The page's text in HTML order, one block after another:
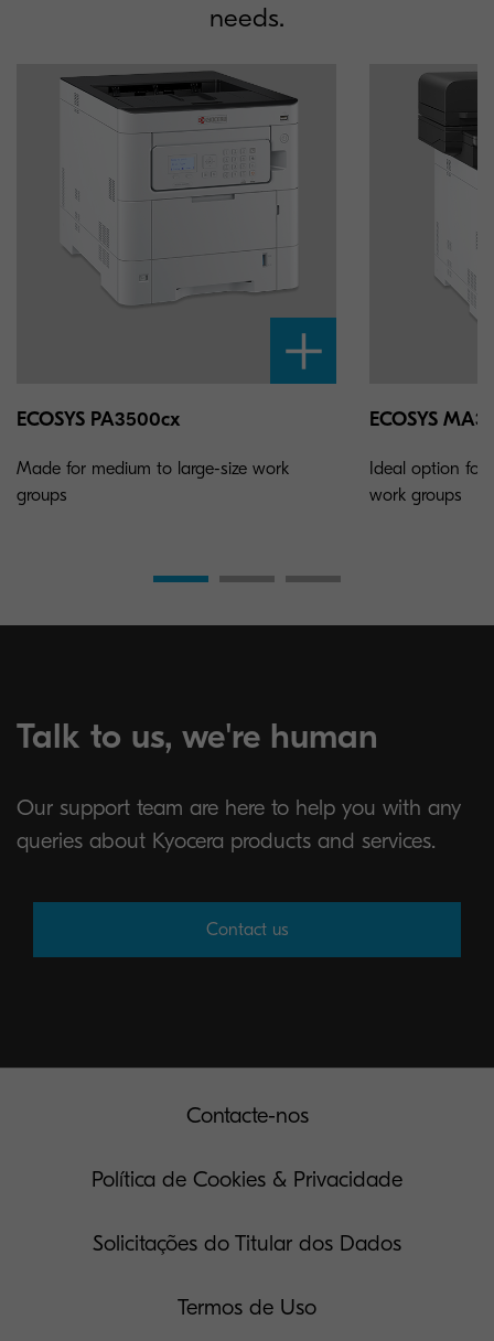
needs.
ECOSYS PA3500cx
Made for medium to large-size work
groups
ECOSYS
Ideal option for
work groups
Talk to us, we're human
Our support team are here to help you with any
queries about Kyocera products and services.
Contact us
Contacte-nos
Política de Cookies & Privacidade
Solicitações do Titular dos Dados
Termos de Uso